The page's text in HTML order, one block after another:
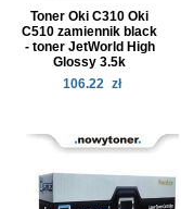
Toner Oki C310 Oki
C510 zamiennik black
- toner JetWorld High
Glossy 3.5k
106.22 zł